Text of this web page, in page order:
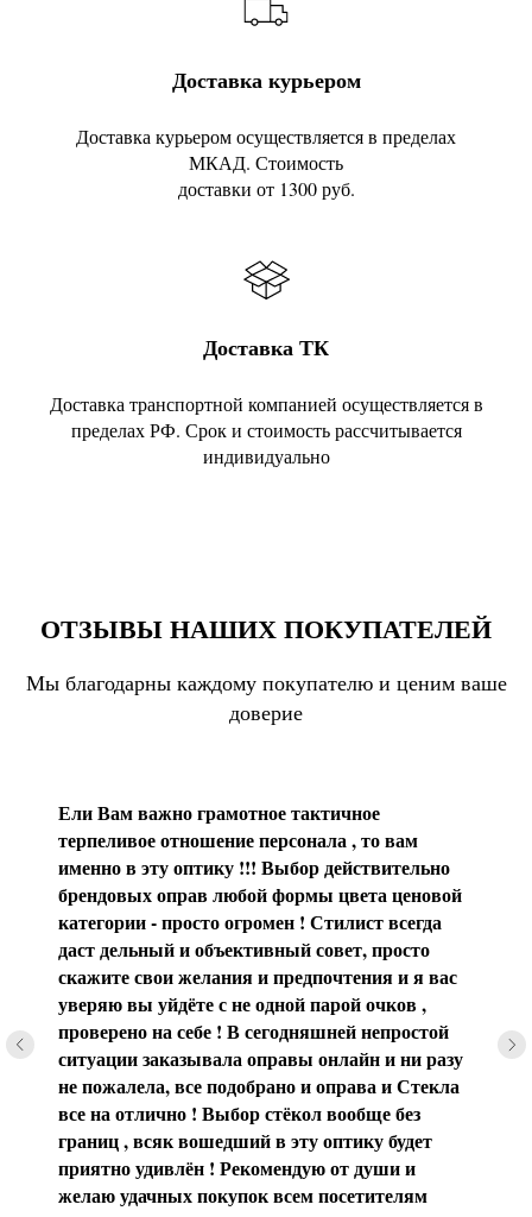
Доставка курьером
Доставка курьером осуществляется в пределах
МКАД. Стоимость
доставки от 1300 руб.
Доставка ТК
Доставка транспортной компанией осуществляется в
пределах РФ. Срок и стоимость рассчитывается
индивидуально
ОТЗЫВЫ НАШИХ ПОКУПАТЕЛЕЙ
Мы благодарны каждому покупателю и ценим ваше
доверие
Ели Вам важно грамотное тактичное
терпеливое отношение персонала , то вам
именно в эту оптику !!! Выбор действительно
брендовых оправ любой формы цвета ценовой
категории - просто огромен ! Стилист всегда
даст дельный и объективный совет, просто
скажите свои желания и предпочтения и я вас
уверяю вы уйдёте с не одной парой очков ,
проверено на себе ! В сегодняшней непростой
ситуации заказывала оправы онлайн и ни разу
не пожалела, все подобрано и оправа и Стекла
все на отлично ! Выбор стёкол вообще без
границ , всяк вошедший в эту оптику будет
приятно удивлён ! Рекомендую от души и
желаю удачных покупок всем посетителям